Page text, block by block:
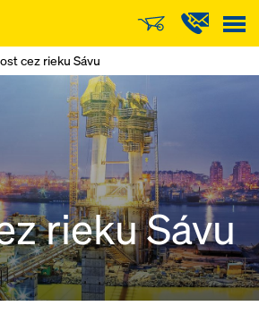
cez rieku Sávu
rieku Sávu